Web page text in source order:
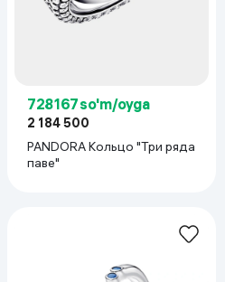
728 167 so'm/oyga
2 184 500
PANDORA Кольцо "Три ряда
паве"